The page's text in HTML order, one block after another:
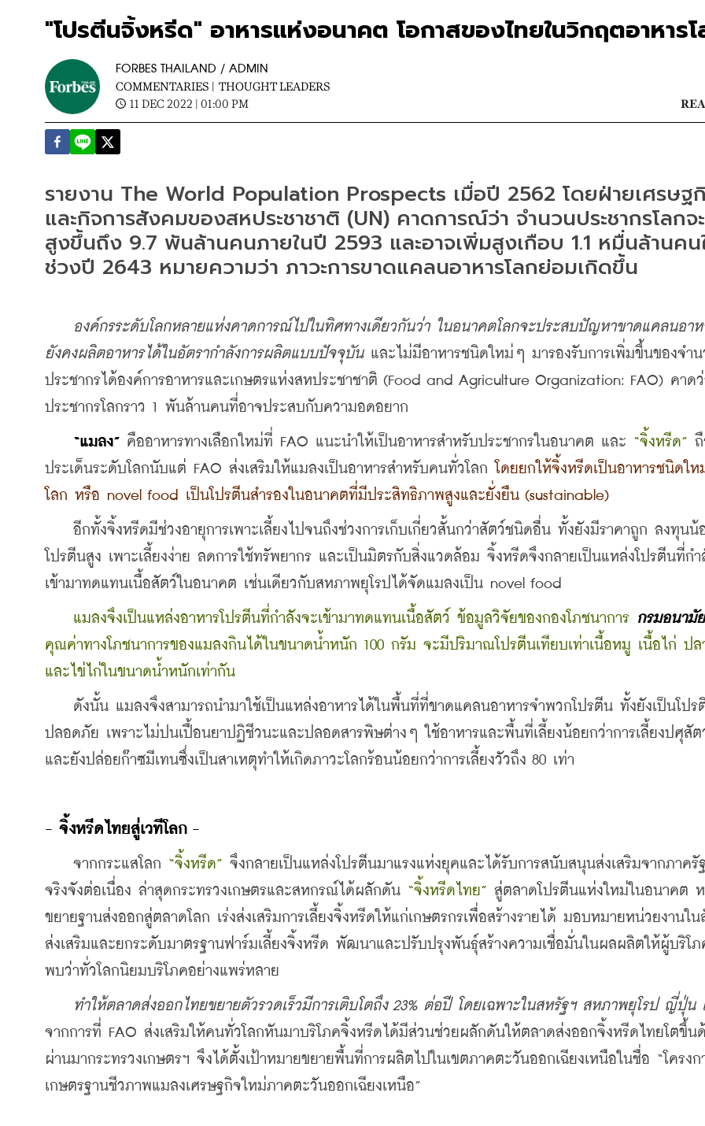
"โปรตีนจิ้งหรีด" อาหารแห่งอนาคต โอกาสของไทยในวิกฤตอาหาร
FORBES THAILAND / ADMIN
COMMENTARIES | THOUGHT LEADERS
11 DEC 2022 | 01:00 PM
รายงาน The World Population Prospects เมื่อปี 2562 โดยฝ่ายเศรษฐ
และกิจการสังคมของสหประชาชาติ (UN) คาดการณ์ว่า จำนวนประชากรโลกจ
สูงขึ้นถึง 9.7 พันล้านคนภายในปี 2593 และอาจเพิ่มสูงเกือบ 1.1 หมื่นล้านคน
ช่วงปี 2643 หมายความว่า ภาวะการขาดแคลนอาหารโลกย่อมเกิดขึ้น
องค์กรระดับโลกหลายแห่งคาดการณ์ไปในทิศทางเดียวกันว่า ในอนาคตโลกจะประสบปัญหาขาดแคลนอาห
ยังคงผลิตอาหารได้ในอัตรากำลังการผลิตแบบปัจจุบัน และไม่มีอาหารชนิดใหม่ๆ มารองรับการเพิ่มขึ้นของจำ
ประชากรได้องค์การอาหารและเกษตรแห่งสหประชาชาติ (Food and Agriculture Organization: FAO) คาด
ประชากรโลกราว 1 พันล้านคนที่อาจประสบกับความอดอยาก
“แมลง” คืออาหารทางเลือกใหม่ที่ FAO แนะนำให้เป็นอาหารสำหรับประชากรในอนาคต และ “จิ้งหรีด”
ประเด็นระดับโลกนับแต่ FAO ส่งเสริมให้แมลงเป็นอาหารสำหรับคนทั่วโลก โดยยกให้จิ้งหรีดเป็นอาหารชนิดให
โลก หรือ novel food เป็นโปรตีนสำรองในอนาคตที่มีประสิทธิภาพสูงและยั่งยืน (sustainable)
อีกทั้งจิ้งหรีดมีช่วงอายุการเพาะเลี้ยงไปจนถึงช่วงการเก็บเกี่ยวสั้นกว่าสัตว์ชนิดอื่น ทั้งยังมีราคาถูก ลงทุนน้
โปรตีนสูง เพาะเลี้ยงง่าย ลดการใช้ทรัพยากร และเป็นมิตรกับสิ่งแวดล้อม จิ้งหรีดจึงกลายเป็นแหล่งโปรตีนที่กำ
เข้ามาทดแทนเนื้อสัตว์ในอนาคต เช่นเดียวกับสหภาพยุโรปได้จัดแมลงเป็น novel food
แมลงจึงเป็นแหล่งอาหารโปรตีนที่กำลังจะเข้ามาทดแทนเนื้อสัตว์ ข้อมูลวิจัยของกองโภชนาการ กรมอนามั
คุณค่าทางโภชนาการของแมลงกินได้ในขนาดน้ำหนัก 100 กรัม จะมีปริมาณโปรตีนเทียบเท่าเนื้อหมู เนื้อไก่ ปล
และไข่ไก่ในขนาดน้ำหนักเท่ากัน
ดังนั้น แมลงจึงสามารถนำมาใช้เป็นแหล่งอาหารได้ในพื้นที่ที่ขาดแคลนอาหารจำพวกโปรตีน ทั้งยังเป็นโปร
ปลอดภัย เพราะไม่ปนเปื้อนยาปฏิชีวนะและปลอดสารพิษต่างๆ ใช้อาหารและพื้นที่เลี้ยงน้อยกว่าการเลี้ยงปศุสัต
และยังปล่อยก๊าซมีเทนซึ่งเป็นสาเหตุทำให้เกิดภาวะโลกร้อนน้อยกว่าการเลี้ยงวัวถึง 80 เท่า
- จิ้งหรีดไทยสู่เวทีโลก -
จากกระแสโลก “จิ้งหรีด” จึงกลายเป็นแหล่งโปรตีนมาแรงแห่งยุคและได้รับการสนับสนุนส่งเสริมจากภาครั
จริงจังต่อเนื่อง ล่าสุดกระทรวงเกษตรและสหกรณ์ได้ผลักดัน “จิ้งหรีดไทย” สู่ตลาดโปรตีนแห่งใหม่ในอนาคต ห
ขยายฐานส่งออกสู่ตลาดโลก เร่งส่งเสริมการเลี้ยงจิ้งหรีดให้แก่เกษตรกรเพื่อสร้างรายได้ มอบหมายหน่วยงานใน
ส่งเสริมและยกระดับมาตรฐานฟาร์มเลี้ยงจิ้งหรีด พัฒนาและปรับปรุงพันธุ์สร้างความเชื่อมั่นในผลผลิตให้ผู้บริโภ
พบว่าทั่วโลกนิยมบริโภคอย่างแพร่หลาย
ทำให้ตลาดส่งออกไทยขยายตัวรวดเร็วมีการเติบโตถึง 23% ต่อปี โดยเฉพาะในสหรัฐฯ สหภาพยุโรป ญี่ปุ่น
จากการที่ FAO ส่งเสริมให้คนทั่วโลกหันมาบริโภคจิ้งหรีดได้มีส่วนช่วยผลักดันให้ตลาดส่งออกจิ้งหรีดไทยโตขึ้น
ผ่านมากระทรวงเกษตรฯ จึงได้ตั้งเป้าหมายขยายพื้นที่การผลิตไปในเขตภาคตะวันออกเฉียงเหนือในชื่อ “โครงก
เกษตรฐานชีวภาพแมลงเศรษฐกิจใหม่ภาคตะวันออกเฉียงเหนือ”